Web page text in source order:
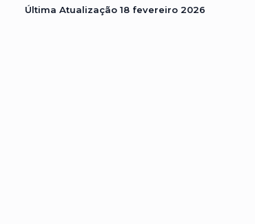
Última Atualização 18 fevereiro 2026